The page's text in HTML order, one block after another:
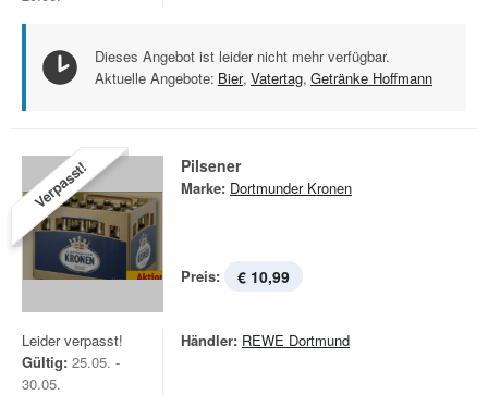
Dieses Angebot ist leider nicht mehr verfügbar.
Aktuelle Angebote: Bier, Vatertag, Getränke Hoffmann
Verpasst! Pilsener
Marke: Dortmunder Kronen
Preis: € 10,99
Leider verpasst!
Gültig: 25.05. -
30.05.
Händler: REWE Dortmund